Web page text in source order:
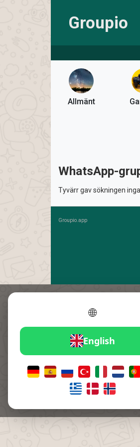
Groupio
Allmänt
WhatsApp-
Tyvärr gav sökningen
Groupio.app
🌐
English